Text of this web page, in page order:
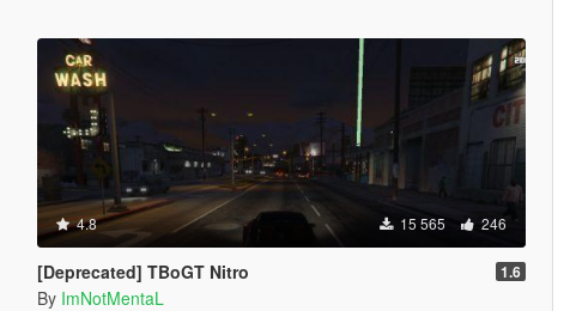
4.8 15 565 246
[Deprecated] TBoGT Nitro 1.6
By ImNotMentaL